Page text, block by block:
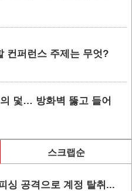
컨퍼런스 주제는 무엇?
덫… 방화벽 뚫고 들어
스크랩순
싱 공격으로 계정 탈취...